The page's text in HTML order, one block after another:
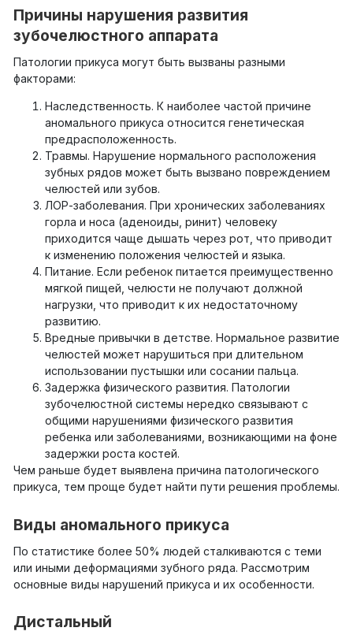
Причины нарушения развития
зубочелюстного аппарата
Патологии прикуса могут быть вызваны разными
факторами:
Наследственность. К наиболее частой причине
аномального прикуса относится генетическая
предрасположенность.
Травмы. Нарушение нормального расположения
зубных рядов может быть вызвано повреждением
челюстей или зубов.
ЛОР-заболевания. При хронических заболеваниях
горла и носа (аденоиды, ринит) человеку
приходится чаще дышать через рот, что приводит
к изменению положения челюстей и языка.
Питание. Если ребенок питается преимущественно
мягкой пищей, челюсти не получают должной
нагрузки, что приводит к их недостаточному
развитию.
Вредные привычки в детстве. Нормальное развитие
челюстей может нарушиться при длительном
использовании пустышки или сосании пальца.
Задержка физического развития. Патологии
зубочелюстной системы нередко связывают с
общими нарушениями физического развития
ребенка или заболеваниями, возникающими на фоне
задержки роста костей.
Чем раньше будет выявлена причина патологического
прикуса, тем проще будет найти пути решения проблемы.
Виды аномального прикуса
По статистике более 50% людей сталкиваются с теми
или иными деформациями зубного ряда. Рассмотрим
основные виды нарушений прикуса и их особенности.
Дистальный